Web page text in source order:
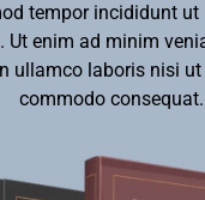
tempor incididunt ut
Ut enim ad minim
ullamco laboris nisi ut
commodo consequat.